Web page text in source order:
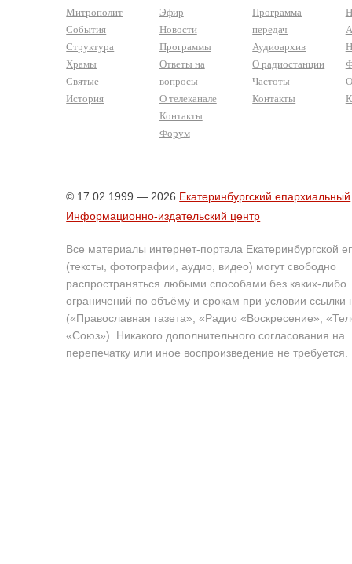
Митрополит
События
Структура
Храмы
Святые
История
Эфир
Новости
Программы
Ответы на
вопросы
О телеканале
Контакты
Форум
Программа
передач
Аудиоархив
О радиостанции
Частоты
Контакты
© 17.02.1999 — 2026 Екатеринбургский епархиальный
Информационно-издательский центр
Все материалы интернет-портала Екатеринбургской
(тексты, фотографии, аудио, видео) могут свободно
распространяться любыми способами без каких-либо
ограничений по объёму и срокам при условии ссылки
(«Православная газета», «Радио «Воскресение»,
«Союз»). Никакого дополнительного согласования на
перепечатку или иное воспроизведение не требуется.